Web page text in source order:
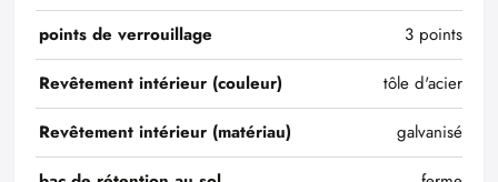
points de verrouillage
3 points
Revêtement intérieur (couleur)
tôle d'acier
Revêtement intérieur (matériau)
galvanisé